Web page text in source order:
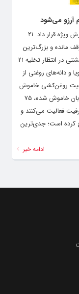
روزنامه رمز اقتصاد بحران تأمین نهاده را محور گزارش ویژه قرار داد. ۲۱
متوقف مانده و بزرگ‌ترین
واردکننده خصوصی واردات را قطع کرد. ۲۱ فروند کشتی در انتظار تخلیه ۲۱
سویا و دانه‌های روغنی از
روغن‌کشی خاموش
شد ظرفیت ۶ هزار تن روزانه روغن‌کشی کشور از آبان خاموش شده، ۷۵
دام با کمتر از ۵ درصد ظرفیت فعالیت می‌کنند و
کرده است؛ جدی‌ترین
ادامه خبر